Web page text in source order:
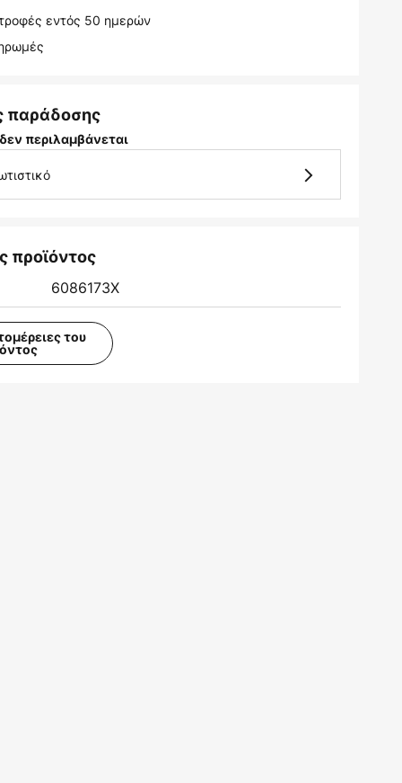
εντός 50 ημερών
παράδοσης
περιλαμβάνεται
προϊόντος
6086173X
του